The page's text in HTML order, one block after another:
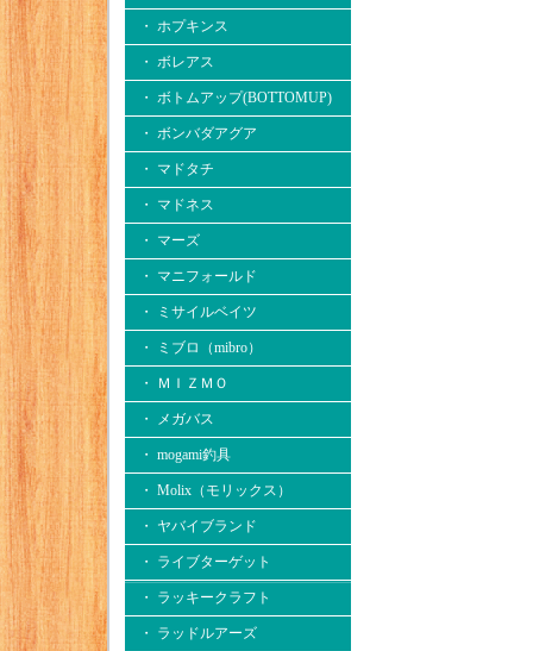
・ ホプキンス
・ ボレアス
・ ボトムアップ(BOTTOMUP)
・ ボンバダアグア
・ マドタチ
・ マドネス
・ マーズ
・ マニフォールド
・ ミサイルベイツ
・ ミブロ（mibro）
・ ＭＩＺＭＯ
・ メガバス
・ mogami釣具
・ Molix（モリックス）
・ ヤバイブランド
・ ライブターゲット
・ ラッキークラフト
・ ラッドルアーズ